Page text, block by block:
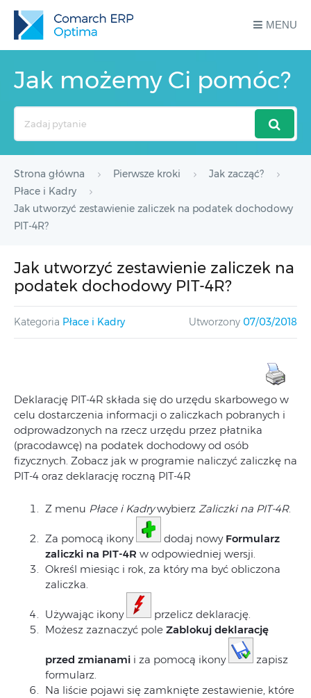
MENU
Jak możemy Ci pomóc?
Strona główna Pierwsze kroki
Jak zacząć?
Płace i Kadry
Jak utworzyć zestawienie zaliczek na podatek dochodowy
PIT-4R?
Jak utworzyć zestawienie zaliczek na
podatek dochodowy PIT-4R?
Kategoria Płace i Kadry Utworzony 07/03/2018
Deklarację PIT-4R składa się do urzędu skarbowego w
celu dostarczenia informacji o zaliczkach pobranych i
odprowadzonych na rzecz urzędu przez płatnika
(pracodawcę) na podatek dochodowy od osób
fizycznych. Zobacz jak w programie naliczyć zaliczkę na
PIT-4 oraz deklarację roczną PIT-4R
Z menu Płace i Kadrywybierz Zaliczki na PIT-4R.
Za pomocą ikony dodaj nowy Formularz
zaliczki na PIT-4R w odpowiedniej wersji.
Określ miesiąc i rok, za który ma być obliczona
zaliczka.
Używając ikony
przelicz deklarację.
Możesz zaznaczyć pole Zablokuj deklarację
przed zmianami i za pomocą ikony
zapisz
formularz.
Na liście pojawi się zamknięte zestawienie, które